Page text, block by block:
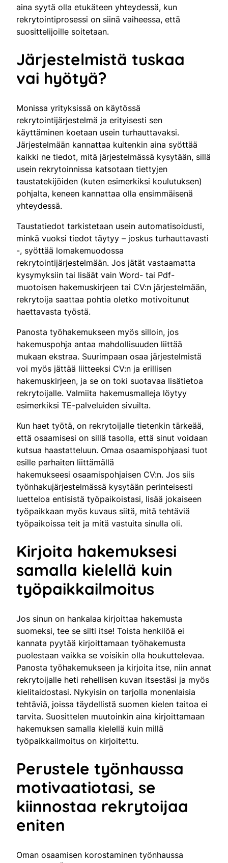
aina syytä olla etukäteen yhteydessä, kun
rekrytointiprosessi on siinä vaiheessa, että
suosittelijoille soitetaan.
Järjestelmistä tuskaa
vai hyötyä?
Monissa yrityksissä on käytössä
rekrytointijärjestelmä ja erityisesti sen
käyttäminen koetaan usein turhauttavaksi.
Järjestelmään kannattaa kuitenkin aina syöttää
kaikki ne tiedot, mitä järjestelmässä kysytään, sillä
usein rekrytoinnissa katsotaan tiettyjen
taustatekijöiden (kuten esimerkiksi koulutuksen)
pohjalta, keneen kannattaa olla ensimmäisenä
yhteydessä.
Taustatiedot tarkistetaan usein automatisoidusti,
minkä vuoksi tiedot täytyy – joskus turhauttavasti
-, syöttää lomakemuodossa
rekrytointijärjestelmään. Jos jätät vastaamatta
kysymyksiin tai lisäät vain Word- tai Pdf-
muotoisen hakemuskirjeen tai CV:n järjestelmään,
rekrytoija saattaa pohtia oletko motivoitunut
haettavasta työstä.
Panosta työhakemukseen myös silloin, jos
hakemuspohja antaa mahdollisuuden liittää
mukaan ekstraa. Suurimpaan osaa järjestelmistä
voi myös jättää liitteeksi CV:n ja erillisen
hakemuskirjeen, ja se on toki suotavaa lisätietoa
rekrytoijalle. Valmiita hakemusmalleja löytyy
esimerkiksi TE-palveluiden sivuilta.
Kun haet työtä, on rekrytoijalle tietenkin tärkeää,
että osaamisesi on sillä tasolla, että sinut voidaan
kutsua haastatteluun. Omaa osaamispohjaasi tuot
esille parhaiten liittämällä
hakemukseesi osaamispohjaisen CV:n. Jos siis
työnhakujärjestelmässä kysytään perinteisesti
luetteloa entisistä työpaikoistasi, lisää jokaiseen
työpaikkaan myös kuvaus siitä, mitä tehtäviä
työpaikoissa teit ja mitä vastuita sinulla oli.
Kirjoita hakemuksesi
samalla kielellä kuin
työpaikkailmoitus
Jos sinun on hankalaa kirjoittaa hakemusta
suomeksi, tee se silti itse! Toista henkilöä ei
kannata pyytää kirjoittamaan työhakemusta
puolestaan vaikka se voisikin olla houkuttelevaa.
Panosta työhakemukseen ja kirjoita itse, niin annat
rekrytoijalle heti rehellisen kuvan itsestäsi ja myös
kielitaidostasi. Nykyisin on tarjolla monenlaisia
tehtäviä, joissa täydellistä suomen kielen taitoa ei
tarvita. Suosittelen muutoinkin aina kirjoittamaan
hakemuksen samalla kielellä kuin millä
työpaikkailmoitus on kirjoitettu.
Perustele työnhaussa
motivaatiotasi, se
kiinnostaa rekrytoijaa
eniten
Oman osaamisen korostaminen työnhaussa